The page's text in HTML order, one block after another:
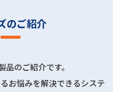
のご紹介
品のご紹介です。
お悩みを解決できるシステ